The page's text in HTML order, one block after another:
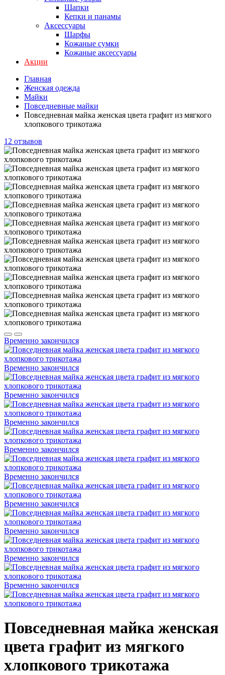
Шапки
Кепки и панамы
Аксессуары
Шарфы
Кожаные сумки
Кожаные аксессуары
Акции
Главная
Женская одежда
Майки
Повседневные майки
Повседневная майка женская цвета графит из мягкого
хлопкового трикотажа
12 отзывов
Временно закончился
Временно закончился
Временно закончился
Временно закончился
Временно закончился
Временно закончился
Временно закончился
Временно закончился
Временно закончился
Временно закончился
Повседневная майка женская
цвета графит из мягкого
хлопкового трикотажа